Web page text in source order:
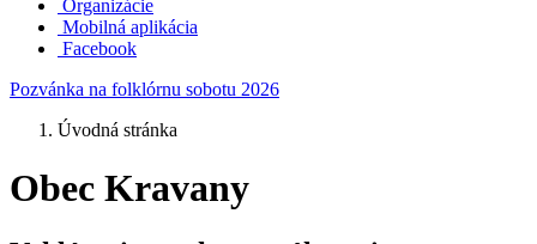
Organizácie
Mobilná aplikácia
Facebook
Pozvánka na folklórnu sobotu 2026
Úvodná stránka
Obec Kravany